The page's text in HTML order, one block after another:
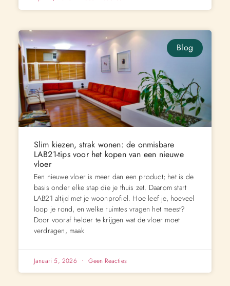
Blog
Slim kiezen, strak wonen: de onmisbare
LAB21-tips voor het kopen van een nieuwe
vloer
Een nieuwe vloer is meer dan een product; het is de
basis onder elke stap die je thuis zet. Daarom start
LAB21 altijd met je woonprofiel. Hoe leef je, hoeveel
loop je rond, en welke ruimtes vragen het meest?
Door vooraf helder te krijgen wat de vloer moet
verdragen, maak
Januari 5, 2026 Geen Reacties